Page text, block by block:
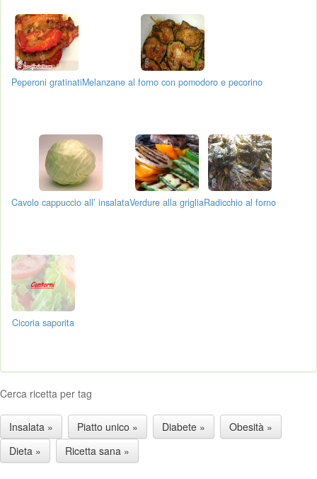
Peperoni gratinatiMelanzane al forno con pomodoro e pecorino
Cavolo cappuccio all’ insalataVerdure alla grigliaRadicchio al forno
Cicoria saporita
Cerca ricetta per tag
Insalata » Piatto unico » Diabete »
Obesità »
Dieta »
Ricetta sana »